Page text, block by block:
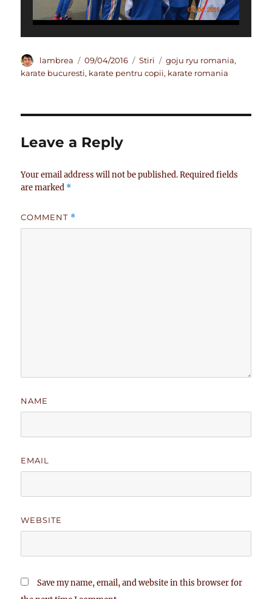
Author
lambrea
Posted
on
09/04/2016 Categories
Stiri Tags
goju ryu romania,
karate bucuresti, karate pentru copii, karate romania
Leave a Reply
Your email address will not be published. Required fields
are marked *
COMMENT *
NAME
EMAIL
WEBSITE
Save my name, email, and website in this browser for